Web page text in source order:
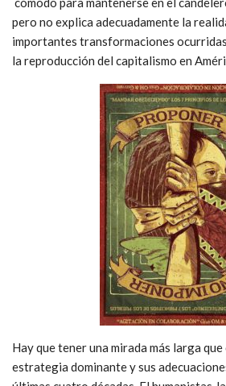
pero no explica adecuadamente la
importantes transformaciones
la reproducción del capitalismo en
Hay que tener una mirada más larga
estrategia dominante y sus